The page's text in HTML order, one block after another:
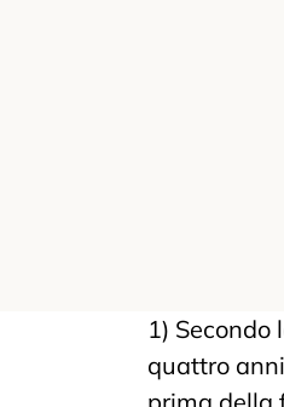
1) Secondo
quattro
prima della